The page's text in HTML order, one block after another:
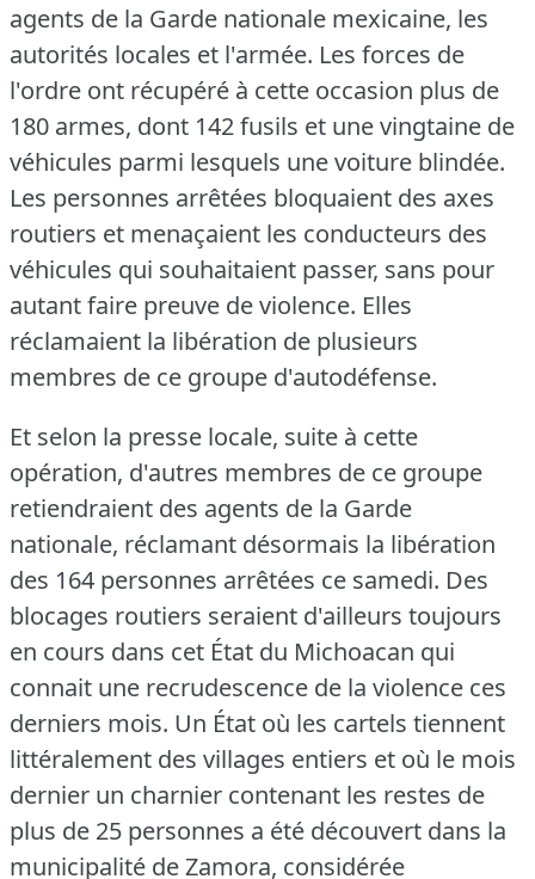
agents de la Garde nationale mexicaine, les
autorités locales et l'armée. Les forces de
l'ordre ont récupéré à cette occasion plus de
180 armes, dont 142 fusils et une vingtaine de
véhicules parmi lesquels une voiture blindée.
Les personnes arrêtées bloquaient des axes
routiers et menaçaient les conducteurs des
véhicules qui souhaitaient passer, sans pour
autant faire preuve de violence. Elles
réclamaient la libération de plusieurs
membres de ce groupe d'autodéfense.
Et selon la presse locale, suite à cette
opération, d'autres membres de ce groupe
retiendraient des agents de la Garde
nationale, réclamant désormais la libération
des 164 personnes arrêtées ce samedi. Des
blocages routiers seraient d'ailleurs toujours
en cours dans cet État du Michoacan qui
connait une recrudescence de la violence ces
derniers mois. Un État où les cartels tiennent
littéralement des villages entiers et où le mois
dernier un charnier contenant les restes de
plus de 25 personnes a été découvert dans la
municipalité de Zamora, considérée